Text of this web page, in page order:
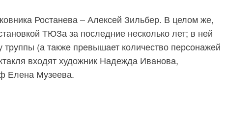
Ростанева – Алексей Зильбер. В целом же,
ТЮЗа за последние несколько лет; в ней
труппы (а также превышает количество персонажей
входят художник Надежда Иванова,
Елена Музеева.